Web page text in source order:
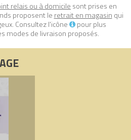
relais ou à domicile sont prises en
proposent le retrait en magasin qui
Consultez l'icône
pour plus
modes de livraison proposés.